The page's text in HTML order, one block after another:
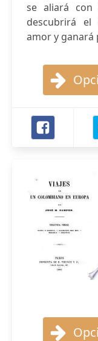
se aliará con
descubrirá el
amor y ganará